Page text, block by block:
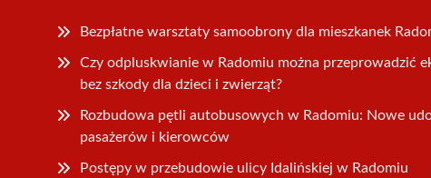
Bezpłatne warsztaty samoobrony dla mieszkanek
Czy odpluskwianie w Radomiu można przeprowadzić
bez szkody dla dzieci i zwierząt?
Rozbudowa pętli autobusowych w Radomiu: Nowe
pasażerów i kierowców
Postępy w przebudowie ulicy Idalińskiej w Radomiu